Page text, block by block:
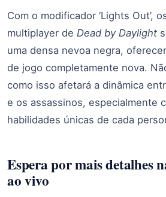
Com o modificador ‘Lights Out’,
multiplayer de Dead by Daylight
uma densa nevoa negra,
de jogo completamente nova.
como isso afetará a dinâmica
e os assassinos, especialmente
habilidades únicas de cada
Espera por mais detalhes
ao vivo